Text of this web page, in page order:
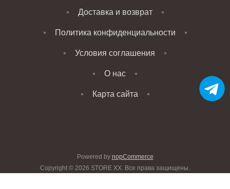
Доставка и возврат
Политика конфиденциальности
Условия соглашения
О нас
Карта сайта
Powered by nopCommerce
Copyright © 2026 STORE XX. Все права защищены.